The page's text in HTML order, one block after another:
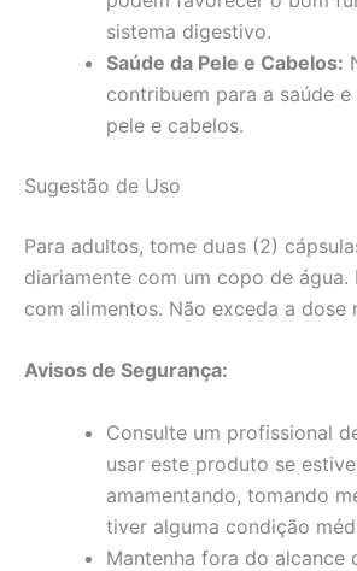
sistema digestivo.
Saúde da Pele e Cabelos:
contribuem para a saúde e
pele e cabelos.
Sugestão de Uso
Para adultos, tome duas (2)
diariamente com um copo de água.
com alimentos. Não exceda a dose
Avisos de Segurança:
Consulte um profissional
usar este produto se
amamentando, tomando
tiver alguma condição
Mantenha fora do alcance